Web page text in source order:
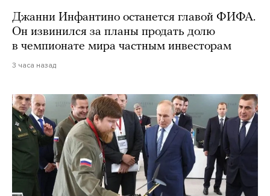
Джанни Инфантино останется главой ФИФА.
Он извинился за планы продать долю
в чемпионате мира частным инвесторам
3 часа назад